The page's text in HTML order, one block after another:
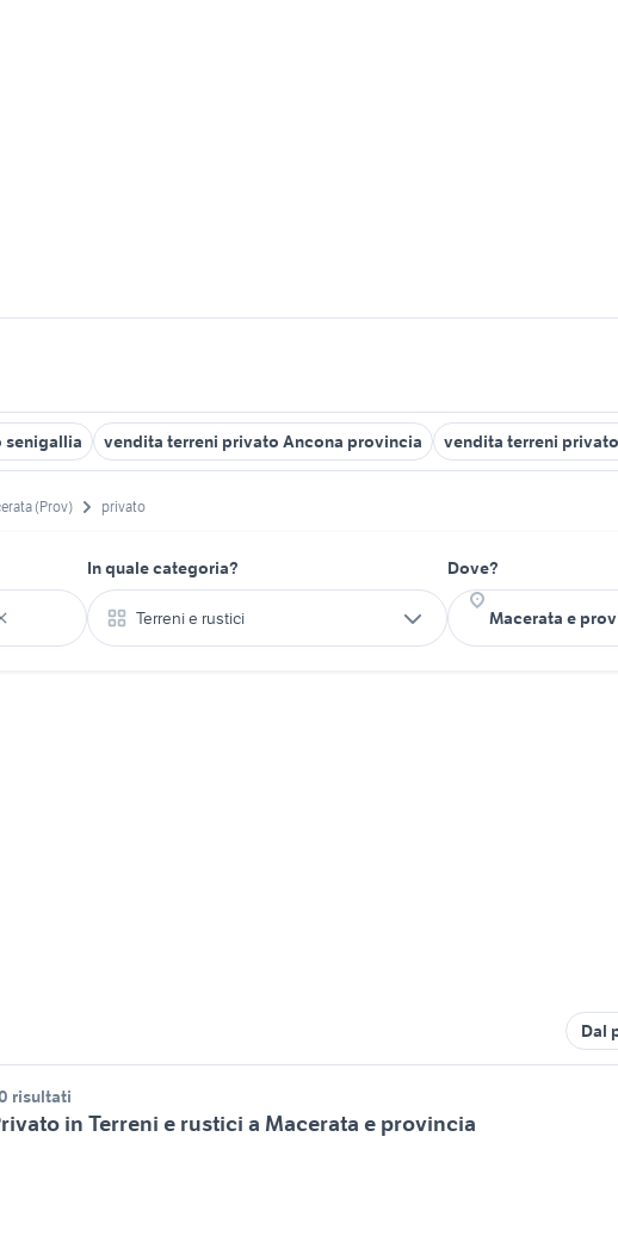
senigallia vendita terreni privato Ancona provincia vendita terreni
(Prov) privato
In quale categoria?
Terreni e rustici
Dove?
Dal
risultati
in Terreni e rustici a Macerata e provincia